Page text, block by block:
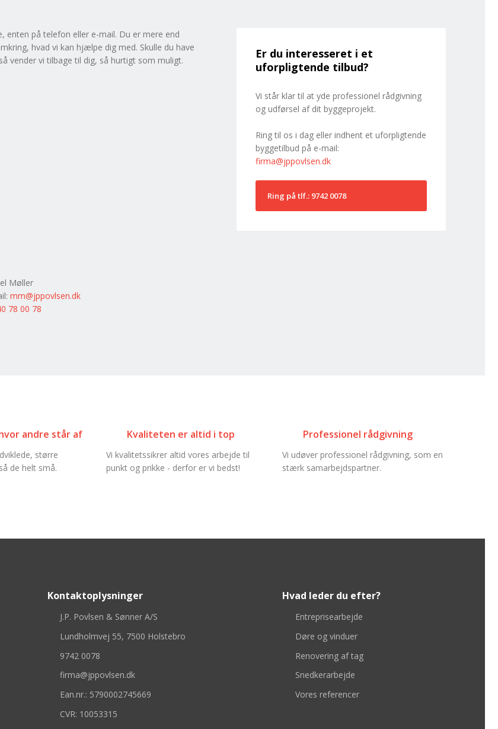
på telefon eller e-mail. Du er mere end
hvad vi kan hjælpe dig med. Skulle du have
vender vi tilbage til dig, så hurtigt som muligt.
Møller​
mm@jppovlsen.dk
78 00 78
Er du interesseret i et
uforpligtende tilbud?
Vi står klar til at yde professionel rådgivning
og udførsel af dit byggeprojekt.
Ring til os i dag eller indhent et uforpligtende
byggetilbud på e-mail:
firma@jppovlsen.dk
Ring på tlf.: 9742 0078
andre står af
større
de helt små.
Kvaliteten er altid i top
Vi kvalitetssikrer altid vores arbejde til
punkt og prikke - derfor er vi bedst!
Professionel rådgivning
Vi udøver professionel rådgivning, som en
stærk samarbejdspartner.
Kontaktoplysninger​
J.P. Povlsen & Sønner A/S
Lundholmvej 55, 7500 Holstebro
9742 0078
firma@jppovlsen.dk
Ean.nr.: 5790002745669
CVR: ​​10053315
Hvad leder du efter?
Entreprisearbejde
Døre og vinduer
Renovering af tag
Snedkerarbejde
Vores referencer